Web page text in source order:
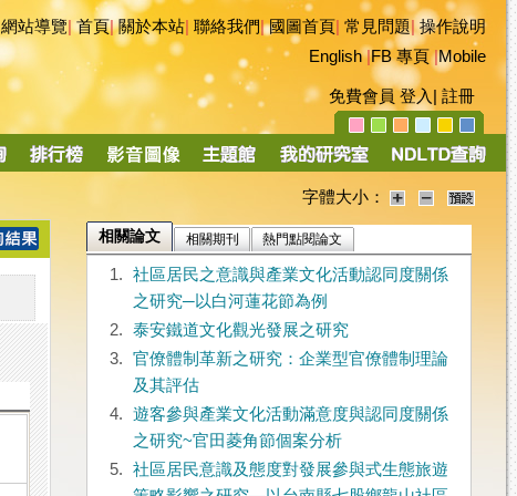
網站導覽|首頁|關於本站 聯絡我們|國圖首頁 常見問題|操作說明
English|FB 專頁|Mobile
免費會員 登入 註冊
字體大小：
相關論文 相關期刊 熱門點閱論文
1.
社區居民之意識與產業文化活動認同度關係
之研究─以白河蓮花節為例
2.
泰安鐵道文化觀光發展之研究
3.
官僚體制革新之研究：企業型官僚體制理論
及其評估
4.
遊客參與產業文化活動滿意度與認同度關係
之研究~官田菱角節個案分析
5.
社區居民意識及態度對發展參與式生態旅遊